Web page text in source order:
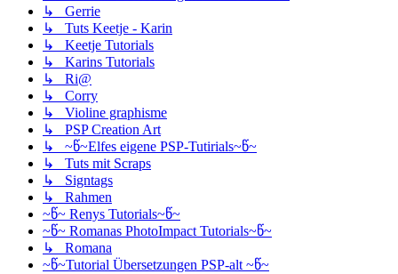
↳ Gerrie
↳ Tuts Keetje - Karin
↳ Keetje Tutorials
↳ Karins Tutorials
↳ Ri@
↳ Corry
↳ Violine graphisme
↳ PSP Creation Art
↳ ~წ~Elfes eigene PSP-Tutirials~წ~
↳ Tuts mit Scraps
↳ Signtags
↳ Rahmen
~წ~ Renys Tutorials~წ~
~წ~ Romanas PhotoImpact Tutorials~წ~
↳ Romana
~წ~Tutorial Übersetzungen PSP-alt ~წ~